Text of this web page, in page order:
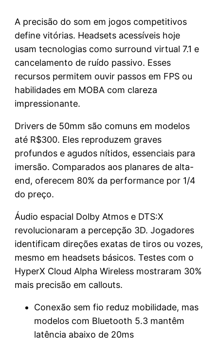
A precisão do som em jogos competitivos
define vitórias. Headsets acessíveis hoje
usam tecnologias como surround virtual 7.1 e
cancelamento de ruído passivo. Esses
recursos permitem ouvir passos em FPS ou
habilidades em MOBA com clareza
impressionante.
Drivers de 50mm são comuns em modelos
até R$300. Eles reproduzem graves
profundos e agudos nítidos, essenciais para
imersão. Comparados aos planares de alta-
end, oferecem 80% da performance por 1/4
do preço.
Áudio espacial Dolby Atmos e DTS:X
revolucionaram a percepção 3D. Jogadores
identificam direções exatas de tiros ou vozes,
mesmo em headsets básicos. Testes com o
HyperX Cloud Alpha Wireless mostraram 30%
mais precisão em callouts.
Conexão sem fio reduz mobilidade, mas
modelos com Bluetooth 5.3 mantêm
latência abaixo de 20ms